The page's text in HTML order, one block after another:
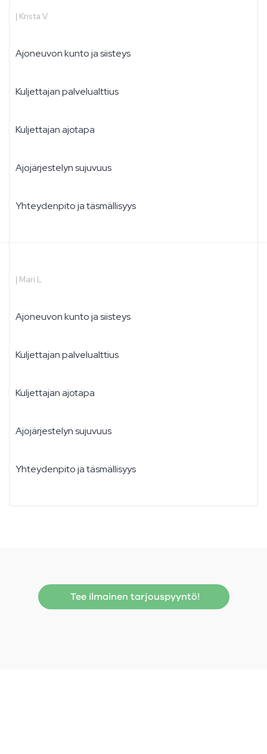
| Krista V
Ajoneuvon kunto ja siisteys
Kuljettajan palvelualttius
Kuljettajan ajotapa
Ajojärjestelyn sujuvuus
Yhteydenpito ja täsmällisyys
| Mari L
Ajoneuvon kunto ja siisteys
Kuljettajan palvelualttius
Kuljettajan ajotapa
Ajojärjestelyn sujuvuus
Yhteydenpito ja täsmällisyys
Tee ilmainen tarjouspyyntö!